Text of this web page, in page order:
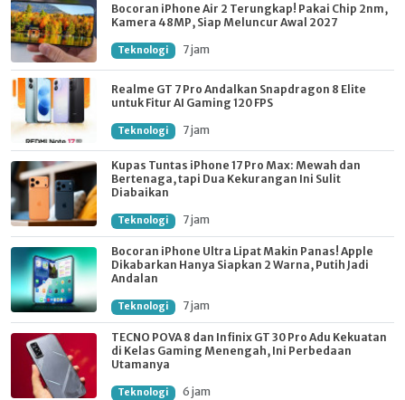
Bocoran iPhone Air 2 Terungkap! Pakai Chip 2nm,
Kamera 48MP, Siap Meluncur Awal 2027
Teknologi 7 jam
Realme GT 7 Pro Andalkan Snapdragon 8 Elite
untuk Fitur AI Gaming 120 FPS
Teknologi 7 jam
Kupas Tuntas iPhone 17 Pro Max: Mewah dan
Bertenaga, tapi Dua Kekurangan Ini Sulit
Diabaikan
Teknologi 7 jam
Bocoran iPhone Ultra Lipat Makin Panas! Apple
Dikabarkan Hanya Siapkan 2 Warna, Putih Jadi
Andalan
Teknologi 7 jam
TECNO POVA 8 dan Infinix GT 30 Pro Adu Kekuatan
di Kelas Gaming Menengah, Ini Perbedaan
Utamanya
Teknologi 6 jam